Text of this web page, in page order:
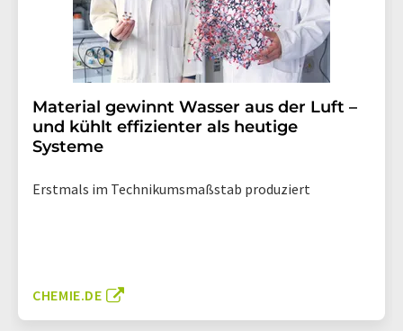
Material gewinnt Wasser aus der Luft –
und kühlt effizienter als heutige
Systeme
Erstmals im Technikumsmaßstab produziert
CHEMIE.DE